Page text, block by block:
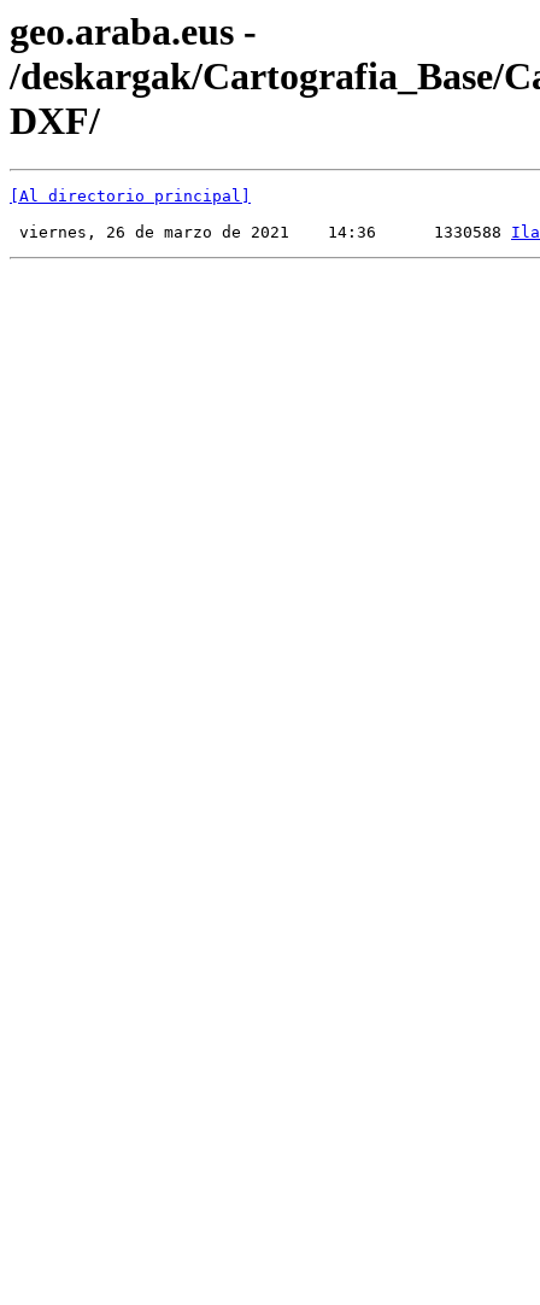
geo.araba.eus -
/deskargak/Cartografia_Base/
DXF/
[Al directorio principal]
viernes, 26 de marzo de 2021    14:36      1330588